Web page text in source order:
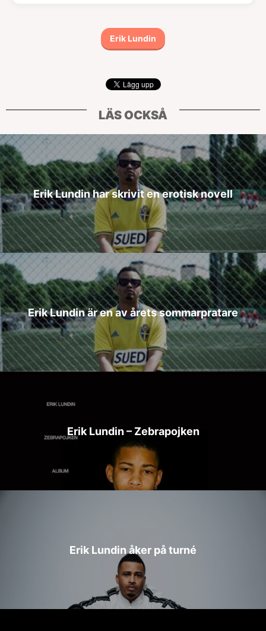
Erik Lundin
LÄS OCKSÅ
Erik Lundin har skrivit en erotisk novell
Erik Lundin är en av årets sommarpratare
Erik Lundin – Zebrapojken
Erik Lundin åker på turné